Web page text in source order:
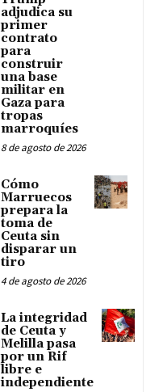
adjudica su
primer
contrato
para
construir
una base
militar en
Gaza para
tropas
marroquíes
8 de agosto de 2026
Cómo
Marruecos
prepara la
toma de
Ceuta sin
disparar un
tiro
4 de agosto de 2026
La integridad
de Ceuta y
Melilla pasa
por un Rif
libre e
independiente